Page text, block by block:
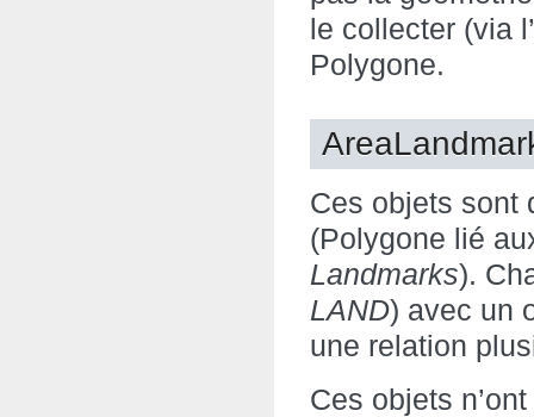
le collecter (via
Polygone.
Ces objets sont
(Polygone lié
Landmarks).
LAND) avec un
une relation
Ces objets